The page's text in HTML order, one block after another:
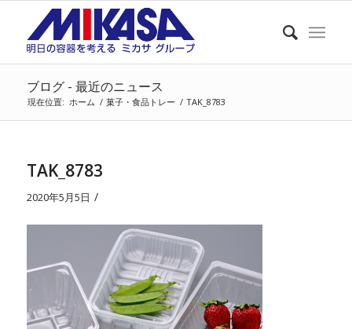
ブログ - 最近のニュース
現在位置: ホーム / 菓子・食品トレー / TAK_8783
TAK_8783
2020年5月5日 /